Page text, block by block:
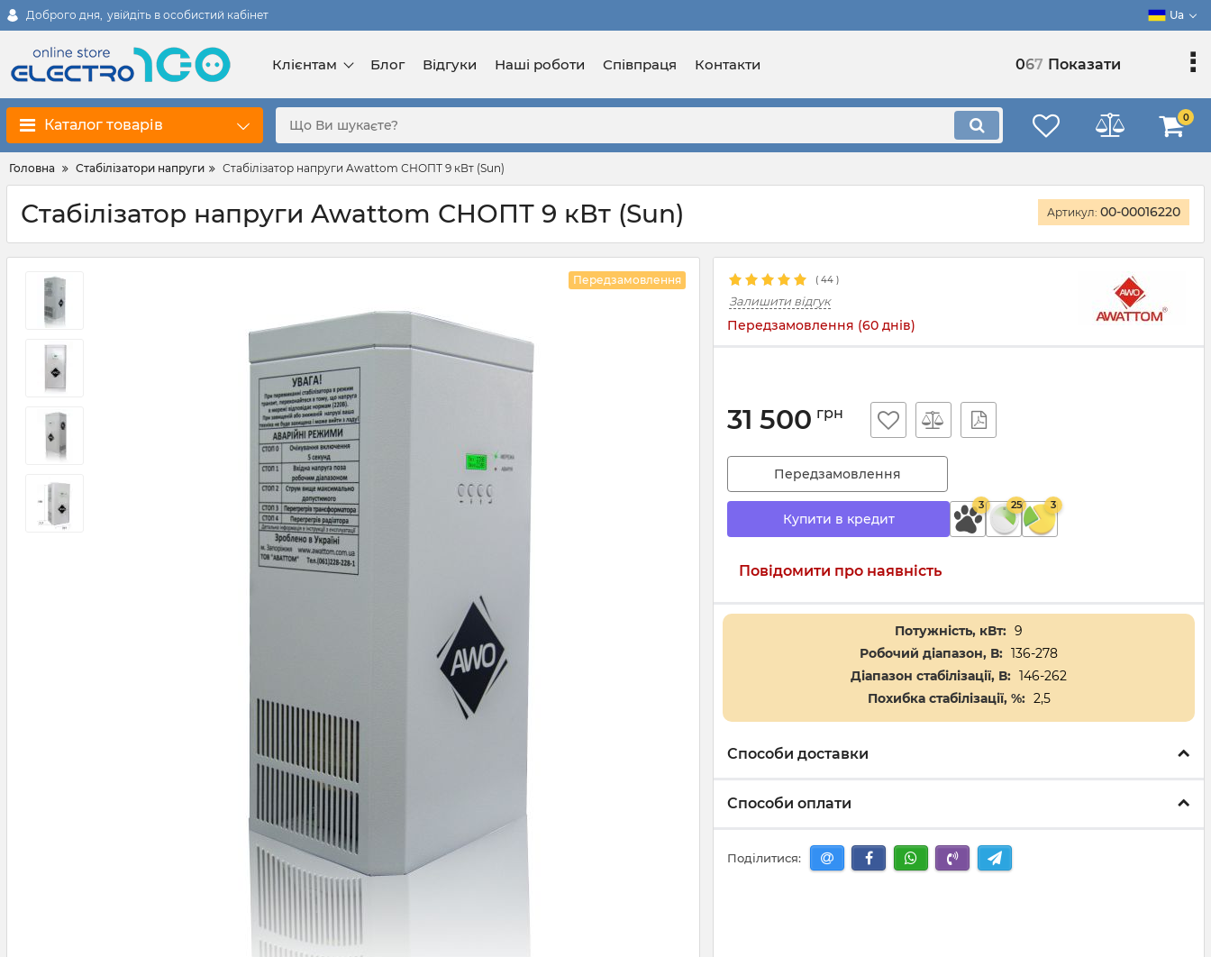
Доброго дня, увійдіть в особистий кабінет Ua
Клієнтам Блог Відгуки Наші роботи Співпраця Контакти 067 Показати
Каталог товарів 0
Головна Стабілізатори напруги Стабілізатор напруги Awattom СНОПТ 9 кВт (Sun)
Стабілізатор напруги Awattom СНОПТ 9 кВт (Sun) Артикул: 00-00016220
Передзамовлення ( 44 )
Залишити відгук
Передзамовлення (60 днів)
31 500 грн
Передзамовлення
Купити в кредит
3 25 3
Повідомити про наявність
Потужність, кВт: 9
Робочий діапазон, В: 136-278
Діапазон стабілізації, В: 146-262
Похибка стабілізації, %: 2,5
Способи доставки
Способи оплати
Поділитися: